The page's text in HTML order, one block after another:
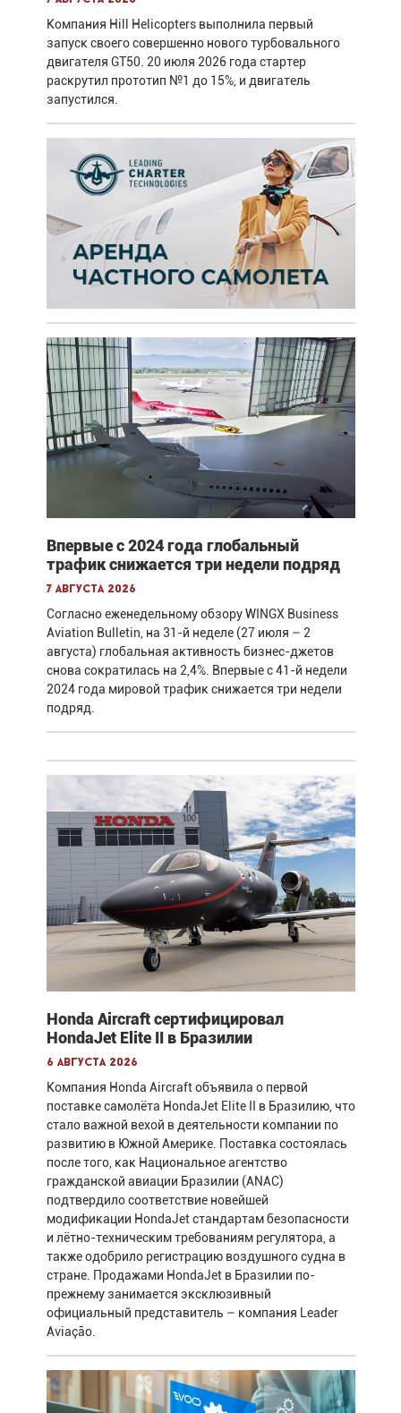
Компания Hill Helicopters выполнила первый
запуск своего совершенно нового турбовального
двигателя GT50. 20 июля 2026 года стартер
раскрутил прототип №1 до 15%, и двигатель
запустился.
Впервые с 2024 года глобальный
трафик снижается три недели подряд
7 августа 2026
Согласно еженедельному обзору WINGX Business
Aviation Bulletin, на 31-й неделе (27 июля – 2
августа) глобальная активность бизнес-джетов
снова сократилась на 2,4%. Впервые с 41-й недели
2024 года мировой трафик снижается три недели
подряд.
Honda Aircraft сертифицировал
HondaJet Elite II в Бразилии
6 августа 2026
Компания Honda Aircraft объявила о первой
поставке самолёта HondaJet Elite II в Бразилию, что
стало важной вехой в деятельности компании по
развитию в Южной Америке. Поставка состоялась
после того, как Национальное агентство
гражданской авиации Бразилии (ANAC)
подтвердило соответствие новейшей
модификации HondaJet стандартам безопасности
и лётно-техническим требованиям регулятора, а
также одобрило регистрацию воздушного судна в
стране. Продажами HondaJet в Бразилии по-
прежнему занимается эксклюзивный
официальный представитель – компания Leader
Aviação.